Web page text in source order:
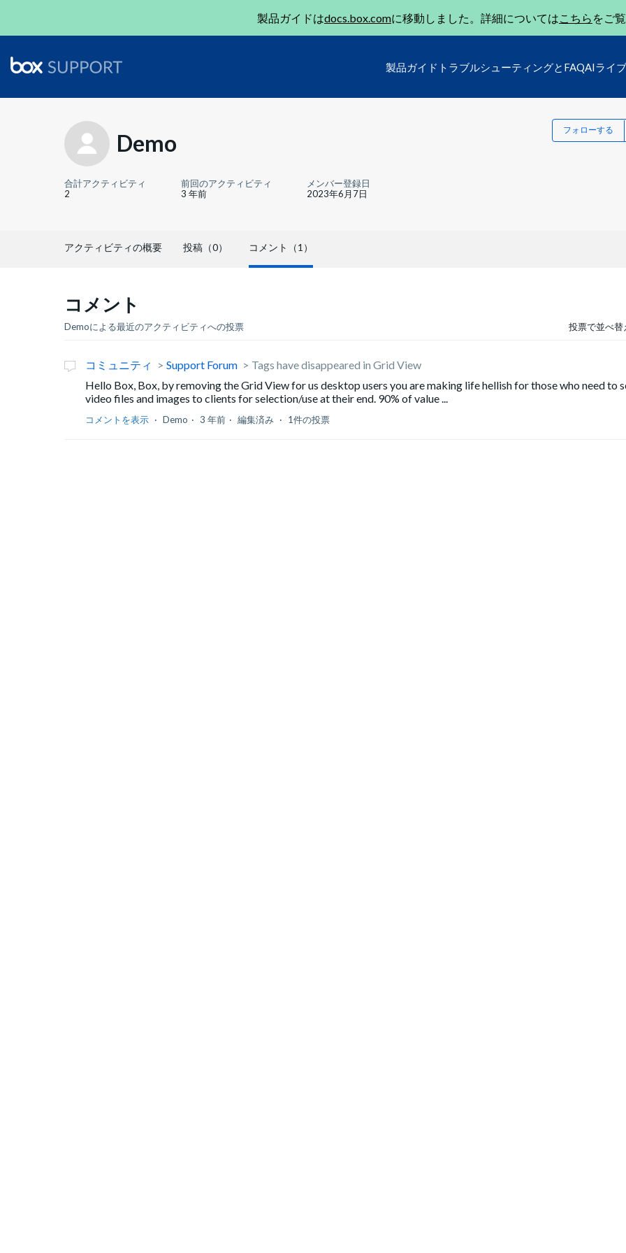
製品ガイドはdocs.box.comに移動しました。詳細についてはこちら をご
製品ガイド トラブルシューティングとFAQAIライ
Demo フォローする
合計アクティビティ
2
前回のアクティビティ
3 年前
メンバー登録日
2023年6月7日
アクティビティの概要 投稿（0） コメント（1）
コメント
Demoによる最近のアクティビティへの投票 投票で並べ替
コミュニティ Support Forum
Tags have disappeared in Grid View
Hello Box, Box, by removing the Grid View for us desktop users you are making life hellish for those who need to
video files and images to clients for selection/use at their end. 90% of value ...
コメントを表示 Demo 3 年前 編集済み 1件の投票